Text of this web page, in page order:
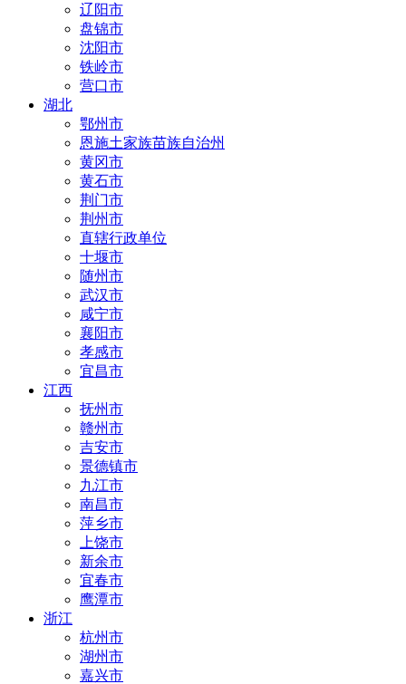
辽阳市
盘锦市
沈阳市
铁岭市
营口市
湖北
鄂州市
恩施土家族苗族自治州
黄冈市
黄石市
荆门市
荆州市
直辖行政单位
十堰市
随州市
武汉市
咸宁市
襄阳市
孝感市
宜昌市
江西
抚州市
赣州市
吉安市
景德镇市
九江市
南昌市
萍乡市
上饶市
新余市
宜春市
鹰潭市
浙江
杭州市
湖州市
嘉兴市